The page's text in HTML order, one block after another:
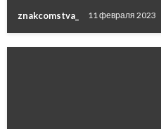
znakcomstva_ 11 февраля 2023